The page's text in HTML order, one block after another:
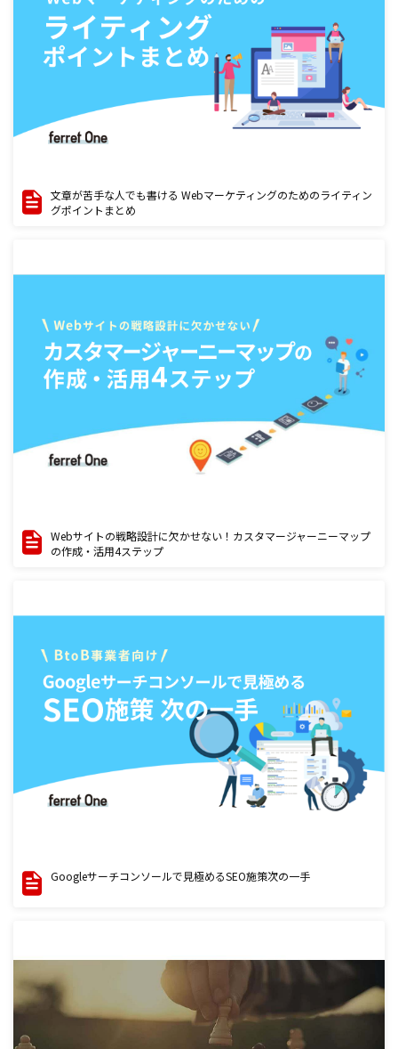
文章が苦手な人でも書ける Webマーケティングのためのライティン
グポイントまとめ
Webサイトの戦略設計に欠かせない！カスタマージャーニーマップ
の作成・活用4ステップ
Googleサーチコンソールで見極めるSEO施策次の一手